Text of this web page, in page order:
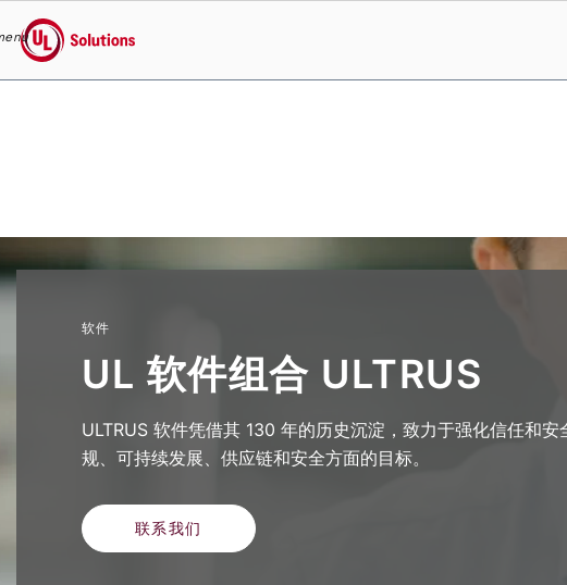
UL Solutions
软件
UL 软件组合 ULTRUS
ULTRUS 软件凭借其 130 年的历史沉淀，致力于强化信任和
规、可持续发展、供应链和安全方面的目标。
联系我们